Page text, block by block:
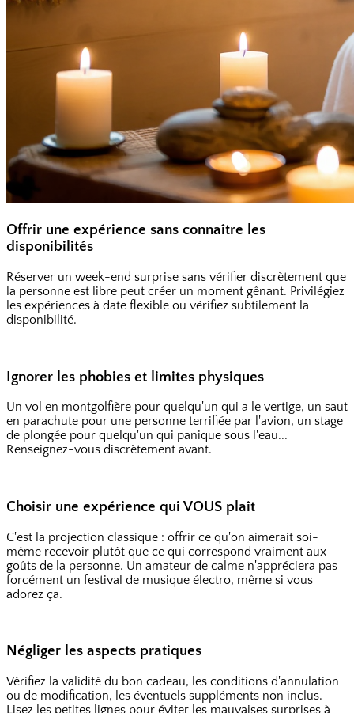
Offrir une expérience sans connaître les
disponibilités
Réserver un week-end surprise sans vérifier discrètement que
la personne est libre peut créer un moment gênant. Privilégiez
les expériences à date flexible ou vérifiez subtilement la
disponibilité.
Ignorer les phobies et limites physiques
Un vol en montgolfière pour quelqu'un qui a le vertige, un saut
en parachute pour une personne terrifiée par l'avion, un stage
de plongée pour quelqu'un qui panique sous l'eau...
Renseignez-vous discrètement avant.
Choisir une expérience qui VOUS plaît
C'est la projection classique : offrir ce qu'on aimerait soi-
même recevoir plutôt que ce qui correspond vraiment aux
goûts de la personne. Un amateur de calme n'appréciera pas
forcément un festival de musique électro, même si vous
adorez ça.
Négliger les aspects pratiques
Vérifiez la validité du bon cadeau, les conditions d'annulation
ou de modification, les éventuels suppléments non inclus.
Lisez les petites lignes pour éviter les mauvaises surprises à